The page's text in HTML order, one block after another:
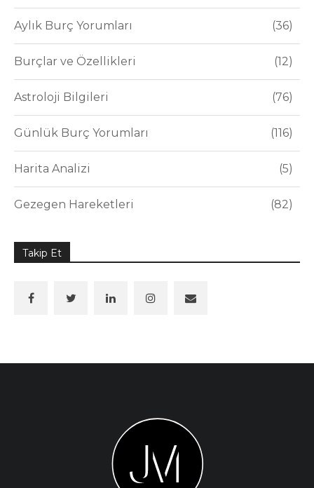
Aylık Burç Yorumları 36
Burçlar ve Özellikleri 12
Astroloji Bilgileri 76
Günlük Burç Yorumları 116
Harita Analizi 5
Gezegen Hareketleri 82
Takip Et